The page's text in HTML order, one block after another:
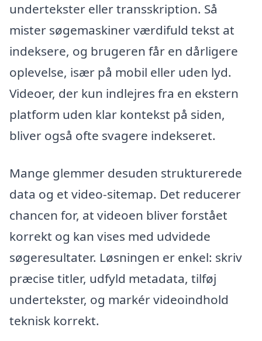
undertekster eller transskription. Så
mister søgemaskiner værdifuld tekst at
indeksere, og brugeren får en dårligere
oplevelse, især på mobil eller uden lyd.
Videoer, der kun indlejres fra en ekstern
platform uden klar kontekst på siden,
bliver også ofte svagere indekseret.
Mange glemmer desuden strukturerede
data og et video-sitemap. Det reducerer
chancen for, at videoen bliver forstået
korrekt og kan vises med udvidede
søgeresultater. Løsningen er enkel: skriv
præcise titler, udfyld metadata, tilføj
undertekster, og markér videoindhold
teknisk korrekt.